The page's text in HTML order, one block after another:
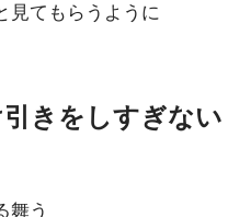
見てもらうように
きをしすぎない
舞う